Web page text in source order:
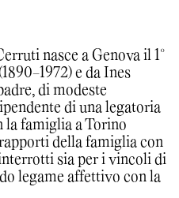
nasce a Genova il 1°
1972) e da Ines
di modeste
di una legatoria
la famiglia a Torino
della famiglia con
sia per i vincoli di
legame affettivo con la